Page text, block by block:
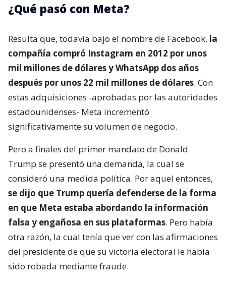
¿Qué pasó con Meta?
Resulta que, todavía bajo el nombre de Facebook, la
compañía compró Instagram en 2012 por unos
mil millones de dólares y WhatsApp dos años
después por unos 22 mil millones de dólares. Con
estas adquisiciones -aprobadas por las autoridades
estadounidenses- Meta incrementó
significativamente su volumen de negocio.
Pero a finales del primer mandato de Donald
Trump se presentó una demanda, la cual se
consideró una medida política. Por aquel entonces,
se dijo que Trump quería defenderse de la forma
en que Meta estaba abordando la información
falsa y engañosa en sus plataformas. Pero había
otra razón, la cual tenía que ver con las afirmaciones
del presidente de que su victoria electoral le había
sido robada mediante fraude.